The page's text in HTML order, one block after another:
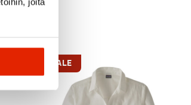
SALE